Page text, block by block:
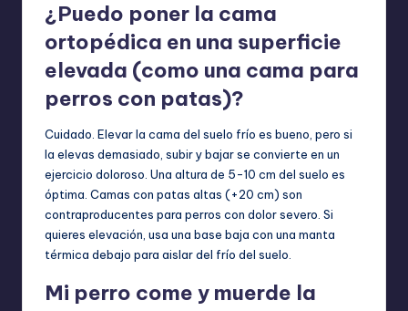
¿Puedo poner la cama
ortopédica en una superficie
elevada (como una cama para
perros con patas)?
Cuidado. Elevar la cama del suelo frío es bueno, pero si
la elevas demasiado, subir y bajar se convierte en un
ejercicio doloroso. Una altura de 5-10 cm del suelo es
óptima. Camas con patas altas (+20 cm) son
contraproducentes para perros con dolor severo. Si
quieres elevación, usa una base baja con una manta
térmica debajo para aislar del frío del suelo.
Mi perro come y muerde la